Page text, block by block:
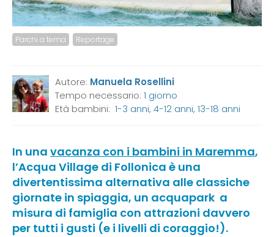
Parchi a tema Reportage
Autore: Manuela Rosellini
Tempo necessario: 1 giorno
Età bambini: 1-3 anni, 4-12 anni, 13-18 anni
In una vacanza con i bambini in Maremma,
l’Acqua Village di Follonica è una
divertentissima alternativa alle classiche
giornate in spiaggia, un acquapark a
misura di famiglia con attrazioni davvero
per tutti i gusti (e i livelli di coraggio!).